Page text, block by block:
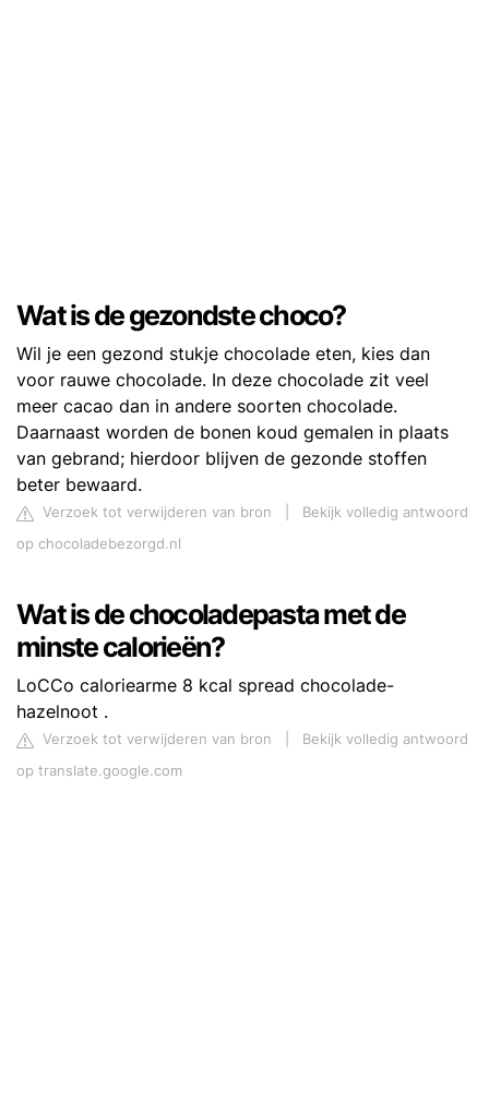
Wat is de gezondste choco?
Wil je een gezond stukje chocolade eten, kies dan
voor rauwe chocolade. In deze chocolade zit veel
meer cacao dan in andere soorten chocolade.
Daarnaast worden de bonen koud gemalen in plaats
van gebrand; hierdoor blijven de gezonde stoffen
beter bewaard.
Verzoek tot verwijderen van bron
Bekijk volledig antwoord
op chocoladebezorgd.nl
Wat is de chocoladepasta met de
minste calorieën?
LoCCo caloriearme 8 kcal spread chocolade-
hazelnoot .
Verzoek tot verwijderen van bron
Bekijk volledig antwoord
op translate.google.com